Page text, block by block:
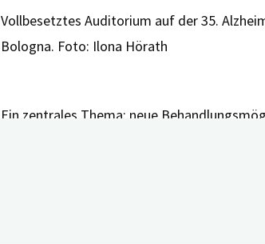
Vollbesetztes Auditorium auf der 35.
Bologna. Foto: Ilona Hörath
Ein zentrales Thema: neue